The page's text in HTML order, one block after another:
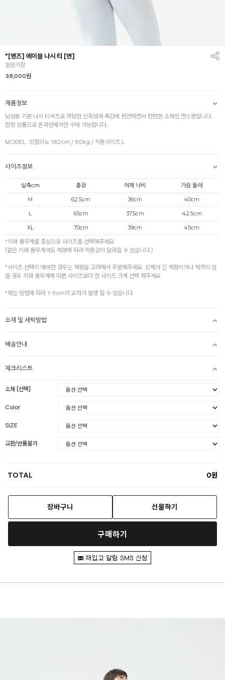
*[맨즈] 에이블 나시 티 [면]
일반기장
38,000원
제품정보
남성용 기본 나시 티셔츠로 적당한 신축성과 촉감에 편안하면서 탄탄한 소재인 면스판입니다.
한정 상품으로 온라인에서만 구매 가능합니다.
MODEL: 민철리노 182cm / 60kg / 착용사이즈 L
사이즈정보
실측cm 총장 어깨 너비
가슴 둘레
M
62.5cm 36cm
40cm
L
65cm 37.5cm
42.5cm
XL
70cm 39cm
45cm
*키와 몸무게를 중심으로 사이즈를 선택해주세요.
(같은 키와 몸무게여도 체형에 따라 착용감이 달라질 수 있습니다.)
*사이즈 선택이 애매한 경우는 체형을 고려해서 주문해주세요. 상체가 긴 체형이거나 체격이 있
을 경우 키와 몸무게에 따른 사이즈보다 한 사이즈 크게 선택 해주세요.
*재는 방법에 따라 1-3cm의 오차가 발생 할 수 있습니다.
소재 및 세탁방법
배송안내
체크리스트
소재 [선택]
Color
SIZE
교환/반품불가
TOTAL 0
장바구니 선물하기
구매하기